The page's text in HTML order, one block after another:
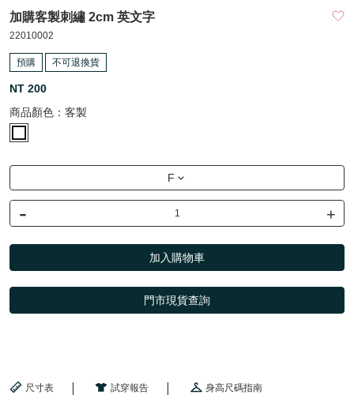
加購客製刺繡 2cm 英文字
22010002
預購 不可退換貨
NT 200
商品顏色： 客製
F
- +
加入購物車
門市現貨查詢
尺寸表 試穿報告 身高尺碼指南